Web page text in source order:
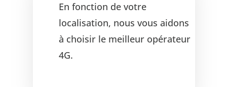
En fonction de votre
localisation, nous vous aidons
à choisir le meilleur opérateur
4G.